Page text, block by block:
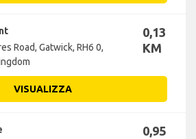
Road, Gatwick, RH6 0,
0,13
KM
VISUALIZZA
0,95